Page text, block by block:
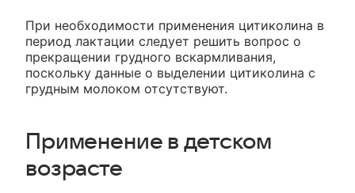
При необходимости применения цитиколина в
период лактации следует решить вопрос о
прекращении грудного вскармливания,
поскольку данные о выделении цитиколина с
грудным молоком отсутствуют.
Применение в детском
возрасте